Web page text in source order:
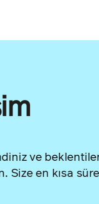
ve
Size en kısa